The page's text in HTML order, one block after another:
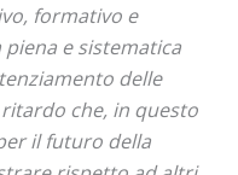
formativo e
e sistematica
delle
che, in questo
il futuro della